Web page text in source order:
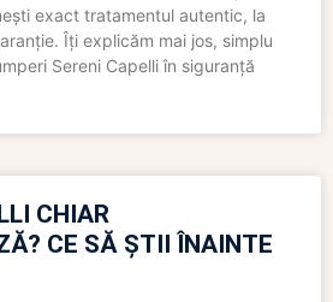
exact tratamentul autentic, la
Îți explicăm mai jos, simplu
Sereni Capelli în siguranță
CHIAR
CE SĂ ȘTII ÎNAINTE